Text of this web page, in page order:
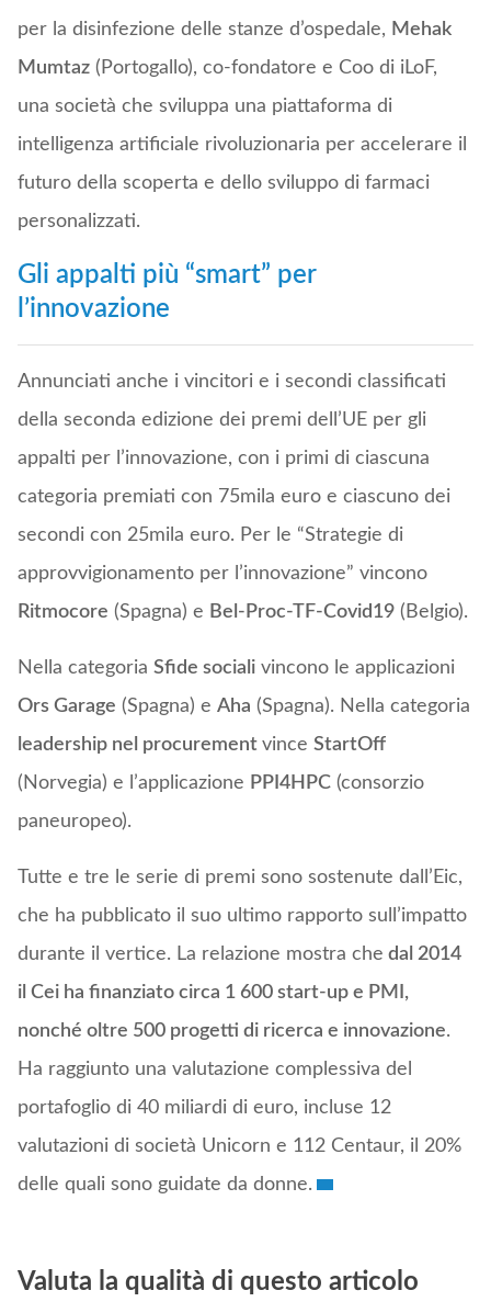
per la disinfezione delle stanze d’ospedale, Mehak
Mumtaz(Portogallo), co-fondatore e Coo di iLoF,
una società che sviluppa una piattaforma di
intelligenza artificiale rivoluzionaria per accelerare il
futuro della scoperta e dello sviluppo di farmaci
personalizzati.
Gli appalti più “smart” per
l’innovazione
Annunciati anche i vincitori e i secondi classificati
della seconda edizione dei premi dell’UE per gli
appalti per l’innovazione, con i primi di ciascuna
categoria premiati con 75mila euro e ciascuno dei
secondi con 25mila euro. Per le “Strategie di
approvvigionamento per l’innovazione” vincono
Ritmocore (Spagna) e Bel-Proc-TF-Covid19(Belgio).
Nella categoria Sfide socialivincono le applicazioni
Ors Garage (Spagna) e Aha (Spagna). Nella categoria
leadership nel procurement vince StartOff
(Norvegia) e l’applicazione PPI4HPC(consorzio
paneuropeo).
Tutte e tre le serie di premi sono sostenute dall’Eic,
che ha pubblicato il suo ultimo rapporto sull’impatto
durante il vertice. La relazione mostra che dal 2014
il Cei ha finanziato circa 1 600 start-up e PMI,
nonché oltre 500 progetti di ricerca e innovazione.
Ha raggiunto una valutazione complessiva del
portafoglio di 40 miliardi di euro, incluse 12
valutazioni di società Unicorn e 112 Centaur, il 20%
delle quali sono guidate da donne.
Valuta la qualità di questo articolo